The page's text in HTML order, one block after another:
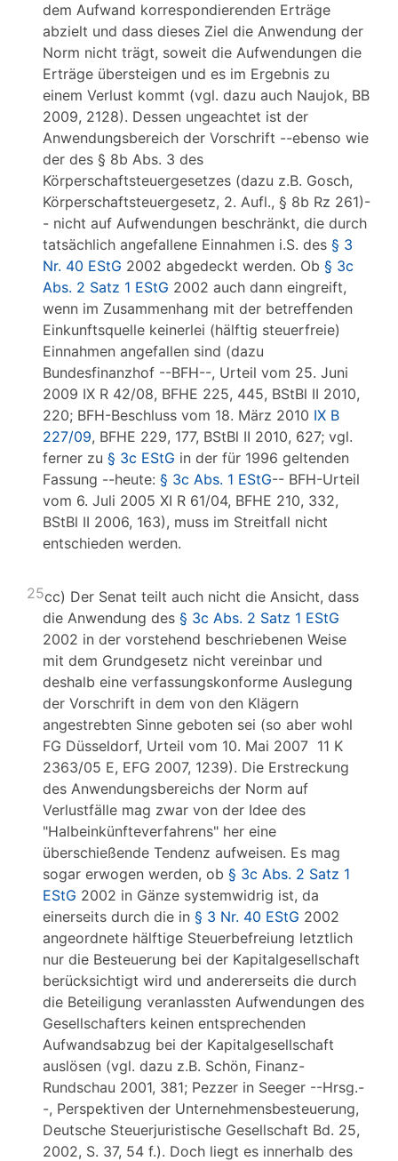
dem Aufwand korrespondierenden Erträge
abzielt und dass dieses Ziel die Anwendung der
Norm nicht trägt, soweit die Aufwendungen die
Erträge übersteigen und es im Ergebnis zu
einem Verlust kommt (vgl. dazu auch Naujok, BB
2009, 2128). Dessen ungeachtet ist der
Anwendungsbereich der Vorschrift --ebenso wie
der des § 8b Abs. 3 des
Körperschaftsteuergesetzes (dazu z.B. Gosch,
Körperschaftsteuergesetz, 2. Aufl., § 8b Rz 261)-
- nicht auf Aufwendungen beschränkt, die durch
tatsächlich angefallene Einnahmen i.S. des § 3
Nr. 40 EStG 2002 abgedeckt werden. Ob § 3c
Abs. 2 Satz 1 EStG 2002 auch dann eingreift,
wenn im Zusammenhang mit der betreffenden
Einkunftsquelle keinerlei (hälftig steuerfreie)
Einnahmen angefallen sind (dazu
Bundesfinanzhof --BFH--, Urteil vom 25. Juni
2009 IX R 42/08, BFHE 225, 445, BStBl II 2010,
220; BFH-Beschluss vom 18. März 2010 IX B
227/09, BFHE 229, 177, BStBl II 2010, 627; vgl.
ferner zu § 3c EStG in der für 1996 geltenden
Fassung --heute: § 3c Abs. 1 EStG-- BFH-Urteil
vom 6. Juli 2005 XI R 61/04, BFHE 210, 332,
BStBl II 2006, 163), muss im Streitfall nicht
entschieden werden.
25cc) Der Senat teilt auch nicht die Ansicht, dass
die Anwendung des § 3c Abs. 2 Satz 1 EStG
2002 in der vorstehend beschriebenen Weise
mit dem Grundgesetz nicht vereinbar und
deshalb eine verfassungskonforme Auslegung
der Vorschrift in dem von den Klägern
angestrebten Sinne geboten sei (so aber wohl
FG Düsseldorf, Urteil vom 10. Mai 2007 11 K
2363/05 E, EFG 2007, 1239). Die Erstreckung
des Anwendungsbereichs der Norm auf
Verlustfälle mag zwar von der Idee des
"Halbeinkünfteverfahrens" her eine
überschießende Tendenz aufweisen. Es mag
sogar erwogen werden, ob § 3c Abs. 2 Satz 1
EStG 2002 in Gänze systemwidrig ist, da
einerseits durch die in § 3 Nr. 40 EStG 2002
angeordnete hälftige Steuerbefreiung letztlich
nur die Besteuerung bei der Kapitalgesellschaft
berücksichtigt wird und andererseits die durch
die Beteiligung veranlassten Aufwendungen des
Gesellschafters keinen entsprechenden
Aufwandsabzug bei der Kapitalgesellschaft
auslösen (vgl. dazu z.B. Schön, Finanz-
Rundschau 2001, 381; Pezzer in Seeger --Hrsg.-
-, Perspektiven der Unternehmensbesteuerung,
Deutsche Steuerjuristische Gesellschaft Bd. 25,
2002, S. 37, 54 f.). Doch liegt es innerhalb des